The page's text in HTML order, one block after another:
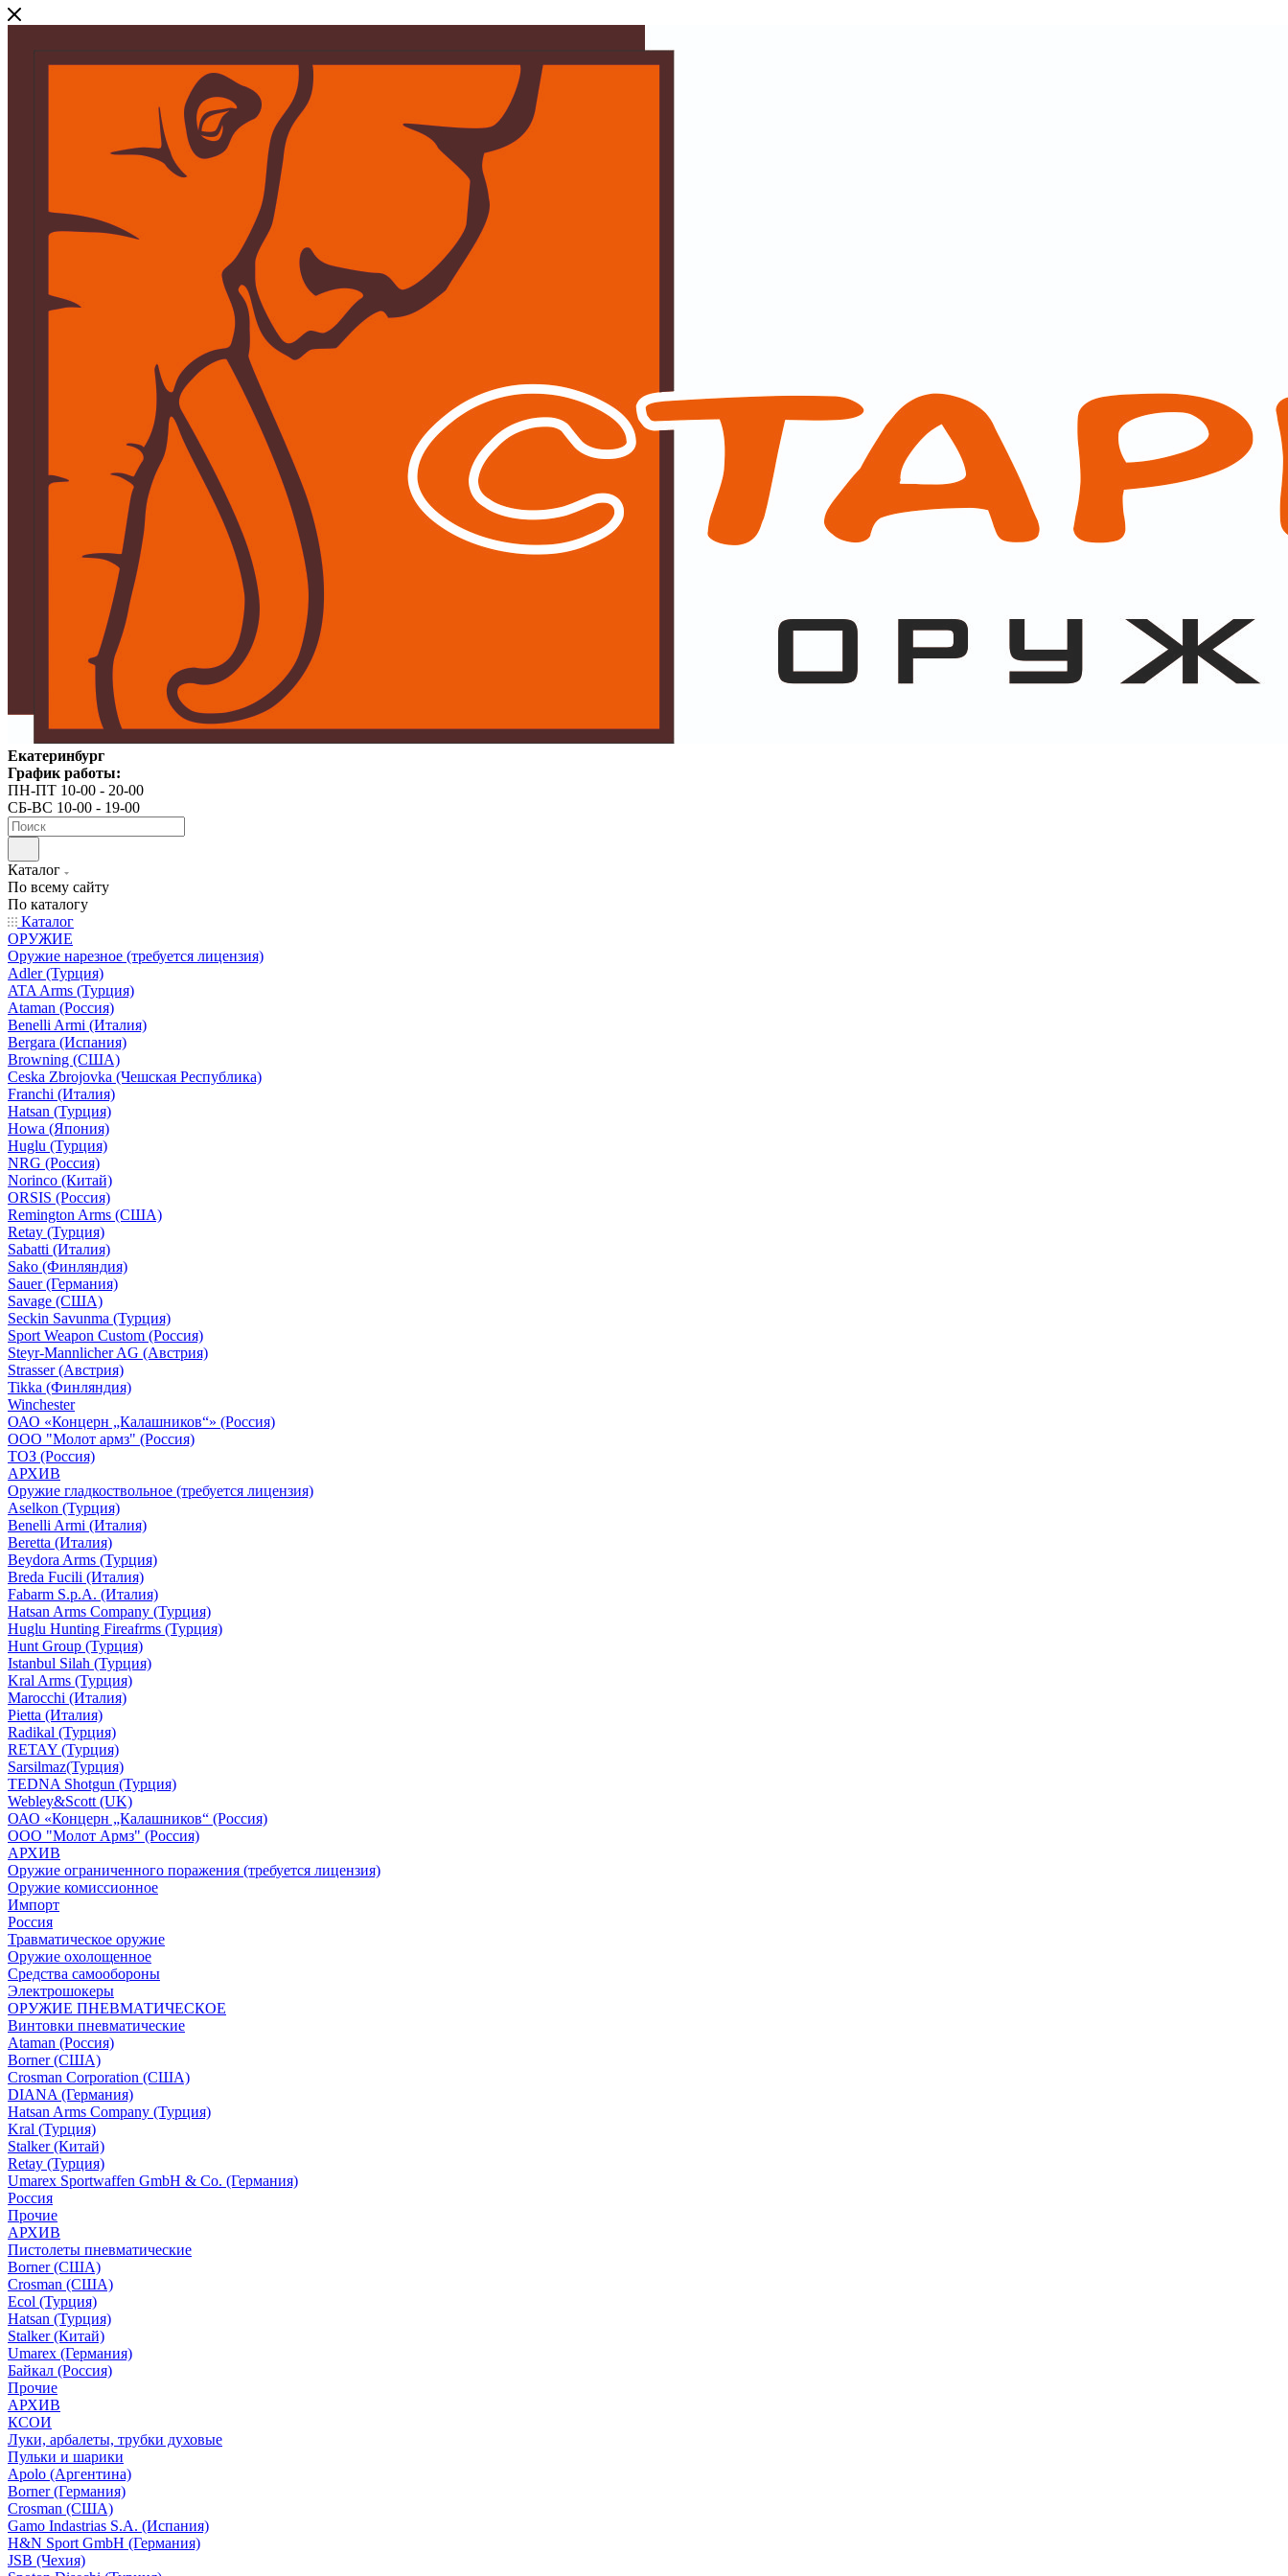
Екатеринбург
График работы:
ПН-ПТ 10-00 - 20-00
СБ-ВС 10-00 - 19-00
Каталог
По всему сайту
По каталогу
Каталог
ОРУЖИЕ
Оружие нарезное (требуется лицензия)
Adler (Турция)
ATA Arms (Турция)
Ataman (Россия)
Benelli Armi (Италия)
Bergara (Испания)
Browning (США)
Ceska Zbrojovka (Чешская Республика)
Franchi (Италия)
Hatsan (Турция)
Howa (Япония)
Huglu (Турция)
NRG (Россия)
Norinco (Китай)
ORSIS (Россия)
Remington Arms (США)
Retay (Турция)
Sabatti (Италия)
Sako (Финляндия)
Sauer (Германия)
Savage (США)
Seckin Savunma (Турция)
Sport Weapon Custom (Россия)
Steyr-Mannlicher AG (Австрия)
Strasser (Австрия)
Tikka (Финляндия)
Winchester
ОАО «Концерн „Калашников“» (Россия)
ООО "Молот армз" (Россия)
ТОЗ (Россия)
АРХИВ
Оружие гладкоствольное (требуется лицензия)
Aselkon (Турция)
Benelli Armi (Италия)
Beretta (Италия)
Beydora Arms (Турция)
Breda Fucili (Италия)
Fabarm S.p.A. (Италия)
Hatsan Arms Company (Турция)
Huglu Hunting Fireafrms (Турция)
Hunt Group (Турция)
Istanbul Silah (Турция)
Kral Arms (Турция)
Marocchi (Италия)
Pietta (Италия)
Radikal (Турция)
RETAY (Турция)
Sarsilmaz(Турция)
TEDNA Shotgun (Турция)
Webley&Scott (UK)
ОАО «Концерн „Калашников“ (Россия)
ООО "Молот Армз" (Россия)
АРХИВ
Оружие ограниченного поражения (требуется лицензия)
Оружие комиссионное
Импорт
Россия
Травматическое оружие
Оружие охолощенное
Средства самообороны
Электрошокеры
ОРУЖИЕ ПНЕВМАТИЧЕСКОЕ
Винтовки пневматические
Ataman (Россия)
Borner (США)
Crosman Corporation (США)
DIANA (Германия)
Hatsan Arms Company (Турция)
Kral (Турция)
Stalker (Китай)
Retay (Турция)
Umarex Sportwaffen GmbH & Co. (Германия)
Россия
Прочие
АРХИВ
Пистолеты пневматические
Borner (США)
Crosman (США)
Ecol (Турция)
Hatsan (Турция)
Stalker (Китай)
Umarex (Германия)
Байкал (Россия)
Прочие
АРХИВ
КСОИ
Луки, арбалеты, трубки духовые
Пульки и шарики
Apolo (Аргентина)
Borner (Германия)
Crosman (США)
Gamo Indastrias S.A. (Испания)
H&N Sport GmbH (Германия)
JSB (Чехия)